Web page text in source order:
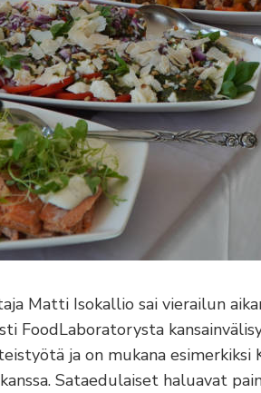
Matti Isokallio sai vierailun
FoodLaboratorysta
ja on mukana esimerkiksi
Sataedulaiset haluavat